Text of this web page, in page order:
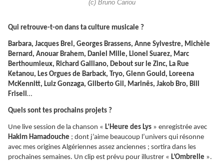
(c) Bruno Cariou
Qui retrouve-t-on dans ta culture musicale ?
Barbara, Jacques Brel, Georges Brassens, Anne Sylvestre, Michèle
Bernard, Anouar Brahem, Daniel Mille, Lionel Suarez, Marc
Berthoumieux, Richard Galliano, Debout sur le Zinc, La Rue
Ketanou, Les Orgues de Barback, Tryo, Glenn Gould, Loreena
McKennitt, Luiz Gonzaga, Gilberto Gil, Marinês, Jakob Bro, Bill
Frisell…
Quels sont tes prochains projets ?
Une live session de la chanson « L’Heure des Lys » enregistrée avec
Hakim Hamadouche ; dont j’aime beaucoup l’univers qui résonne
avec mes origines Algériennes assez anciennes ; sortira dans les
prochaines semaines. Un clip est prévu pour illustrer « L’Ombrelle ».